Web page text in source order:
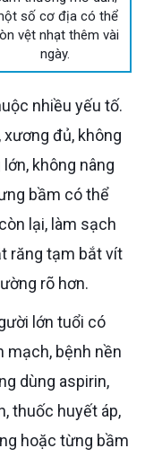
số cơ địa có thể
vệt nhạt thêm vài
ngày.
đủ, không
không nâng
bầm có thể
lại, làm sạch
răng tạm bắt vít
rõ hơn.
mạch, bệnh nền
dùng aspirin,
thuốc huyết áp,
hoặc từng bầm